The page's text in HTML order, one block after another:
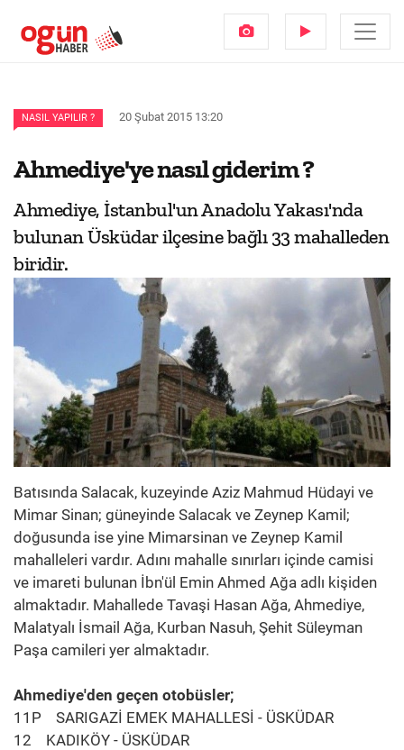
NASIL YAPILIR ? 20 Şubat 2015 13:20
Ahmediye'ye nasıl giderim ?
Ahmediye, İstanbul'un Anadolu Yakası'nda
bulunan Üsküdar ilçesine bağlı 33 mahalleden
biridir.
Batısında Salacak, kuzeyinde Aziz Mahmud Hüdayi ve
Mimar Sinan; güneyinde Salacak ve Zeynep Kamil;
doğusunda ise yine Mimarsinan ve Zeynep Kamil
mahalleleri vardır. Adını mahalle sınırları içinde camisi
ve imareti bulunan İbn'ül Emin Ahmed Ağa adlı kişiden
almaktadır. Mahallede Tavaşi Hasan Ağa, Ahmediye,
Malatyalı İsmail Ağa, Kurban Nasuh, Şehit Süleyman
Paşa camileri yer almaktadır.
Ahmediye'den geçen otobüsler;
11P SARIGAZİ EMEK MAHALLESİ - ÜSKÜDAR
12 KADIKÖY - ÜSKÜDAR